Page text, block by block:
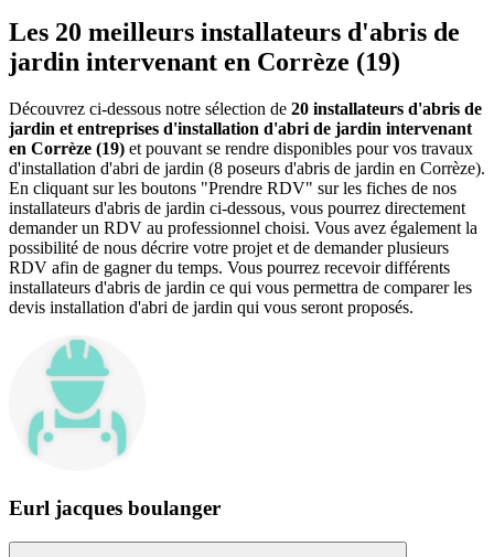
Les 20 meilleurs installateurs d'abris de
jardin intervenant en Corrèze (19)
Découvrez ci-dessous notre sélection de 20 installateurs d'abris de
jardin et entreprises d'installation d'abri de jardin intervenant
en Corrèze (19) et pouvant se rendre disponibles pour vos travaux
d'installation d'abri de jardin (8 poseurs d'abris de jardin en Corrèze).
En cliquant sur les boutons "Prendre RDV" sur les fiches de nos
installateurs d'abris de jardin ci-dessous, vous pourrez directement
demander un RDV au professionnel choisi. Vous avez également la
possibilité de nous décrire votre projet et de demander plusieurs
RDV afin de gagner du temps. Vous pourrez recevoir différents
installateurs d'abris de jardin ce qui vous permettra de comparer les
devis installation d'abri de jardin qui vous seront proposés.
Eurl jacques boulanger